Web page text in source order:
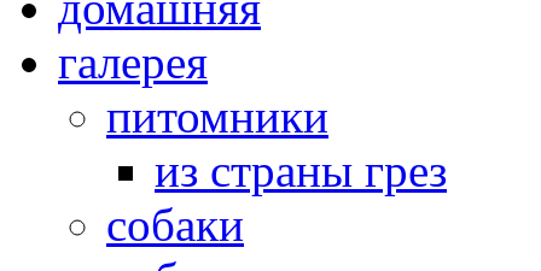
галерея
питомники
из страны грез
собаки